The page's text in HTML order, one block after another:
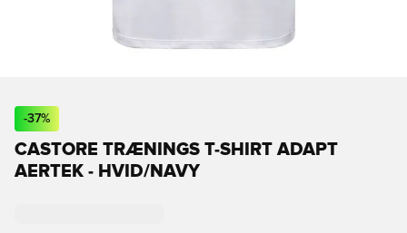
-37%
CASTORE TRÆNINGS T-SHIRT ADAPT
AERTEK - HVID/NAVY